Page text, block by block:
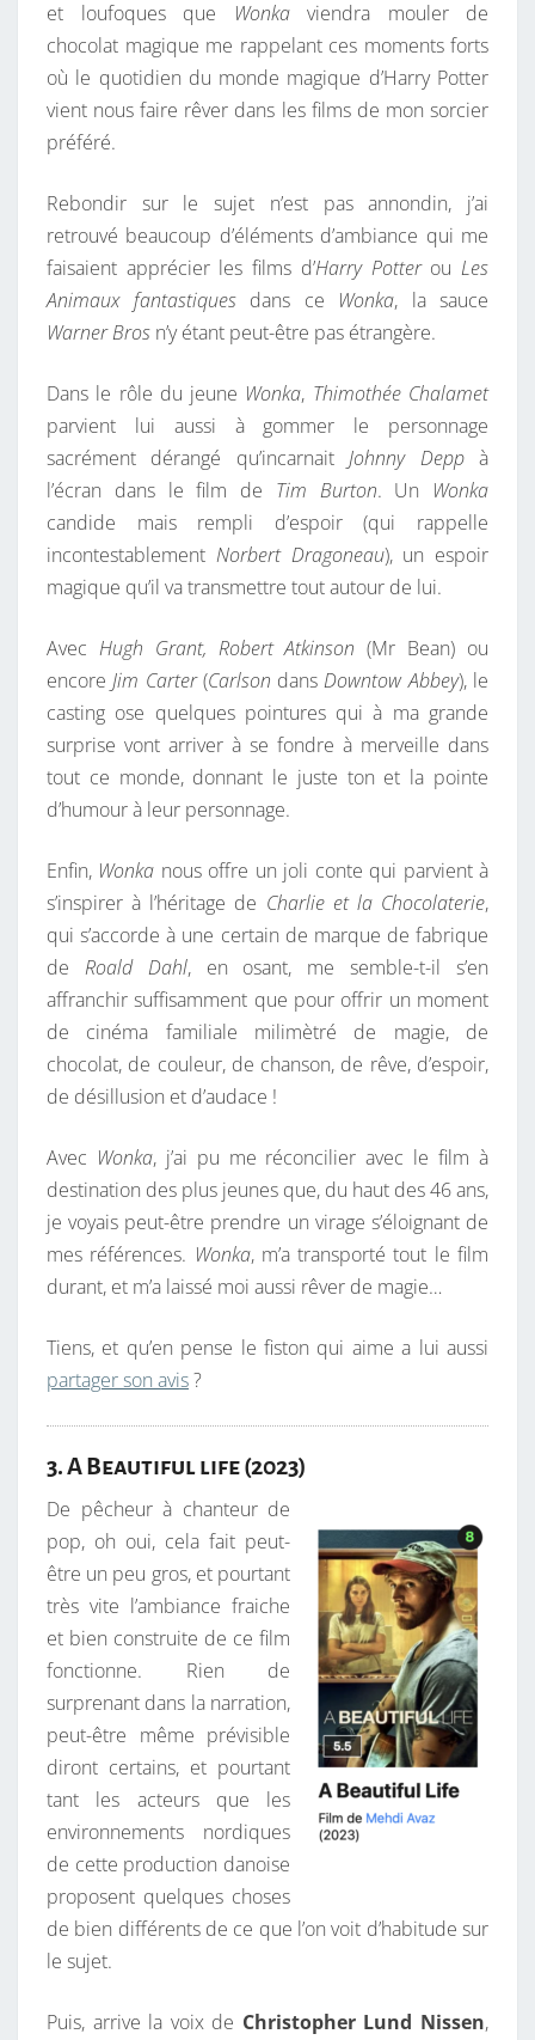
et loufoques que Wonkaviendra mouler de
chocolat magique me rappelant ces moments forts
où le quotidien du monde magique d’Harry Potter
vient nous faire rêver dans les films de mon sorcier
préféré.
Rebondir sur le sujet n’est pas annondin, j’ai
retrouvé beaucoup d’éléments d’ambiance qui me
faisaient apprécier les films d’Harry PotterouLes
Animaux fantastiquesdans ce Wonka, la sauce
Warner Bros n’y étant peut-être pas étrangère.
Dans le rôle du jeune Wonka, Thimothée Chalamet
parvient lui aussi à gommer le personnage
sacrément dérangé qu’incarnait Johnny Deppà
l’écran dans le film de Tim Burton. Un Wonka
candide mais rempli d’espoir (qui rappelle
incontestablement Norbert Dragoneau), un espoir
magique qu’il va transmettre tout autour de lui.
Avec Hugh Grant, Robert Atkinson (Mr Bean) ou
encore Jim Carter(Carlson dansDowntow Abbey), le
casting ose quelques pointures qui à ma grande
surprise vont arriver à se fondre à merveille dans
tout ce monde, donnant le juste ton et la pointe
d’humour à leur personnage.
Enfin, Wonka nous offre un joli conte qui parvient à
s’inspirer à l’héritage de Charlie et la Chocolaterie,
qui s’accorde à une certain de marque de fabrique
de Roald Dahl, en osant, me semble-t-il s’en
affranchir suffisamment que pour offrir un moment
de cinéma familiale milimètré de magie, de
chocolat, de couleur, de chanson, de rêve, d’espoir,
de désillusion et d’audace !
Avec Wonka, j’ai pu me réconcilier avec le film à
destination des plus jeunes que, du haut des 46 ans,
je voyais peut-être prendre un virage s’éloignant de
mes références. Wonka, m’a transporté tout le film
durant, et m’a laissé moi aussi rêver de magie…
Tiens, et qu’en pense le fiston qui aime a lui aussi
partager son avis?
3. A Beautiful life (2023)
De pêcheur à chanteur de
pop, oh oui, cela fait peut-
être un peu gros, et pourtant
très vite l’ambiance fraiche
et bien construite de ce film
fonctionne. Rien de
surprenant dans la narration,
peut-être même prévisible
diront certains, et pourtant
tant les acteurs que les
environnements nordiques
de cette production danoise
proposent quelques choses
de bien différents de ce que l’on voit d’habitude sur
le sujet.
Puis, arrive la voix de Christopher Lund Nissen,